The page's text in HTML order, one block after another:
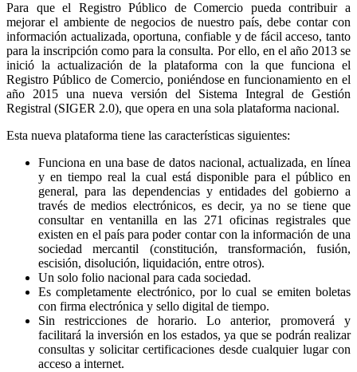
Para que el Registro Público de Comercio pueda contribuir a
mejorar el ambiente de negocios de nuestro país, debe contar con
información actualizada, oportuna, confiable y de fácil acceso, tanto
para la inscripción como para la consulta. Por ello, en el año 2013 se
inició la actualización de la plataforma con la que funciona el
Registro Público de Comercio, poniéndose en funcionamiento en el
año 2015 una nueva versión del Sistema Integral de Gestión
Registral (SIGER 2.0), que opera en una sola plataforma nacional.
Esta nueva plataforma tiene las características siguientes:
Funciona en una base de datos nacional, actualizada, en línea
y en tiempo real la cual está disponible para el público en
general, para las dependencias y entidades del gobierno a
través de medios electrónicos, es decir, ya no se tiene que
consultar en ventanilla en las 271 oficinas registrales que
existen en el país para poder contar con la información de una
sociedad mercantil (constitución, transformación, fusión,
escisión, disolución, liquidación, entre otros).
Un solo folio nacional para cada sociedad.
Es completamente electrónico, por lo cual se emiten boletas
con firma electrónica y sello digital de tiempo.
Sin restricciones de horario. Lo anterior, promoverá y
facilitará la inversión en los estados, ya que se podrán realizar
consultas y solicitar certificaciones desde cualquier lugar con
acceso a internet.